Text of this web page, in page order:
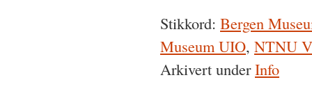
Stikkord: Bergen
Museum UIO, NTNU
Arkivert underInfo